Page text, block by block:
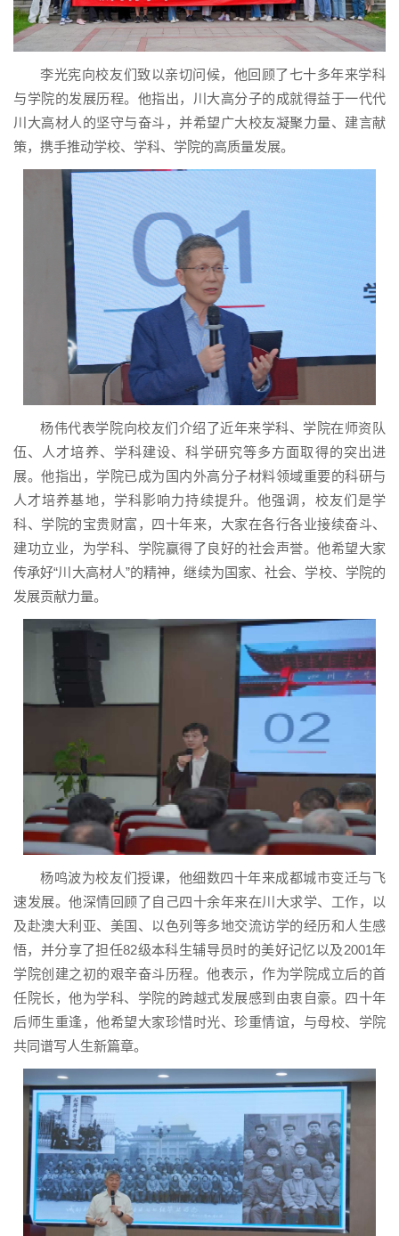
李光宪向校友们致以亲切问候，他回顾了七十多年来学科
与学院的发展历程。他指出，川大高分子的成就得益于一代代
川大高材人的坚守与奋斗，并希望广大校友凝聚力量、建言献
策，携手推动学校、学科、学院的高质量发展。
杨伟代表学院向校友们介绍了近年来学科、学院在师资队
伍、人才培养、学科建设、科学研究等多方面取得的突出进
展。他指出，学院已成为国内外高分子材料领域重要的科研与
人才培养基地，学科影响力持续提升。他强调，校友们是学
科、学院的宝贵财富，四十年来，大家在各行各业接续奋斗、
建功立业，为学科、学院赢得了良好的社会声誉。他希望大家
传承好“川大高材人”的精神，继续为国家、社会、学校、学院的
发展贡献力量。
杨鸣波为校友们授课，他细数四十年来成都城市变迁与飞
速发展。他深情回顾了自己四十余年来在川大求学、工作，以
及赴澳大利亚、美国、以色列等多地交流访学的经历和人生感
悟，并分享了担任82级本科生辅导员时的美好记忆以及2001年
学院创建之初的艰辛奋斗历程。他表示，作为学院成立后的首
任院长，他为学科、学院的跨越式发展感到由衷自豪。四十年
后师生重逢，他希望大家珍惜时光、珍重情谊，与母校、学院
共同谱写人生新篇章。